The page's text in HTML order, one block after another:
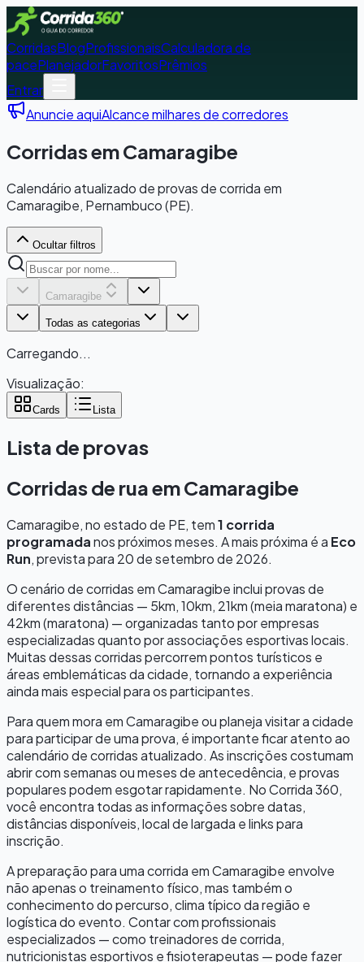
CorridasBlogProfissionaisCalculadora de
pacePlanejadorFavoritosPrêmios
Entrar
Anuncie aquiAlcance milhares de corredores
Corridas em Camaragibe
Calendário atualizado de provas de corrida em
Camaragibe, Pernambuco (PE).
Ocultar filtros
Camaragibe
Todas as categorias
Carregando...
Visualização:
Cards Lista
Lista de provas
Corridas de rua emCamaragibe
Camaragibe, no estado de PE, tem1 corrida
programadanos próximos meses. A mais próxima é a Eco
Run, prevista para 20 de setembro de 2026.
O cenário de corridas emCamaragibeinclui provas de
diferentes distâncias — 5km, 10km, 21km (meia maratona) e
42km (maratona) — organizadas tanto por empresas
especializadas quanto por associações esportivas locais.
Muitas dessas corridas percorrem pontos turísticos e
áreas emblemáticas da cidade, tornando a experiência
ainda mais especial para os participantes.
Para quem mora emCamaragibeou planeja visitar a cidade
para participar de uma prova, é importante ficar atento ao
calendário de corridas atualizado. As inscrições costumam
abrir com semanas ou meses de antecedência, e provas
populares podem esgotar rapidamente. No Corrida 360,
você encontra todas as informações sobre datas,
distâncias disponíveis, local de largada e links para
inscrição.
A preparação para uma corrida emCamaragibe envolve
não apenas o treinamento físico, mas também o
conhecimento do percurso, clima típico da região e
logística do evento. Contar com profissionais
especializados — como treinadores de corrida,
nutricionistas esportivos e fisioterapeutas — pode fazer